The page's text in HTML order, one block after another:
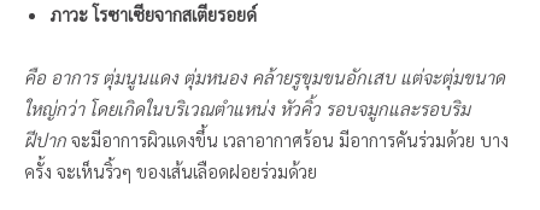
ภาวะ โรซาเซียจากสเตียรอยด์
คือ อาการ ตุ่มนูนแดง ตุ่มหนอง คล้ายรูขุมขนอักเสบ แต่จะตุ่มขนาด
ใหญ่กว่า โดยเกิดในบริเวณตำแหน่ง หัวคิ้ว รอบจมูกและรอบริม
ฝีปาก จะมีอาการผิวแดงขึ้น เวลาอากาศร้อน มีอาการคันร่วมด้วย บาง
ครั้ง จะเห็นริ้วๆ ของเส้นเลือดฝอยร่วมด้วย